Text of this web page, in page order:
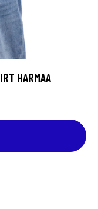
HARMAA